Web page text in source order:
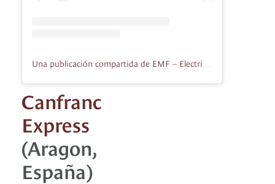
Canfranc
Express
(Aragon,
España)